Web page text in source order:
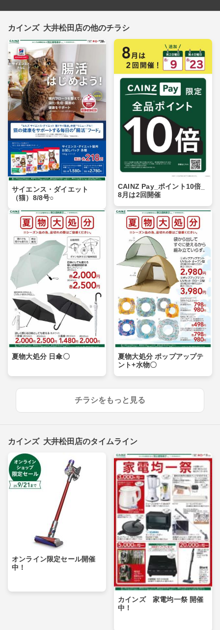
カインズ 大井松田店の他のチラシ
サイエンス・ダイエット
（猫）8/8号○
CAINZ Pay_ポイント10倍_
8月は2回開催
夏物大処分 日傘〇
夏物大処分 ポップアップテ
ント+水物〇
チラシをもっと見る
カインズ 大井松田店のタイムライン
オンライン限定セール開催
中！
カインズ 家電均一祭 開催
中！